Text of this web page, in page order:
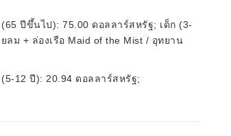
ปีขึ้นไป): 75.00 ดอลลาร์สหรัฐ; เด็ก (3-
ม + ล่องเรือ Maid of the Mist / อุทยาน
12 ปี): 20.94 ดอลลาร์สหรัฐ;